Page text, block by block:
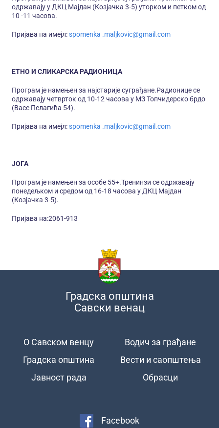
одржавају у ДКЦ Мајдан (Козјачка 3-5) уторком и петком од
10 -11 часова.
Пријава на имејл:spomenka .maljkovic@gmail.com
ЕТНО И СЛИКАРСКА РАДИОНИЦА
Програм је намењен за најстарије суграђане.Радионице се
одржавају четврток од 10-12 часова у МЗ Топчидерско брдо
(Васе Пелагића 54).
Пријава на имејл:spomenka .maljkovic@gmail.com
ЈОГА
Програм је намењен за особе 55+.Тренинзи се одржавају
понедељком и средом од 16-18 часова у ДКЦ Мајдан
(Козјачка 3-5).
Пријава на:2061-913
Градска општина
Савски венац
Подножје
О Савском венцу
Градска општина
Јавност рада
Водич за грађане
Вести и саопштења
Обрасци
Facebook